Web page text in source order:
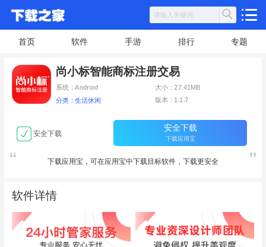
首页 软件 手游 排行 专题
尚小标智能商标注册交易
系统：Android 大小：27.41MB
分类：生活休闲 版本：1.1.7
安全下载
安全下载
下载应用宝
下载应用宝，可在应用宝中下载目标软件，下载更安全
软件详情